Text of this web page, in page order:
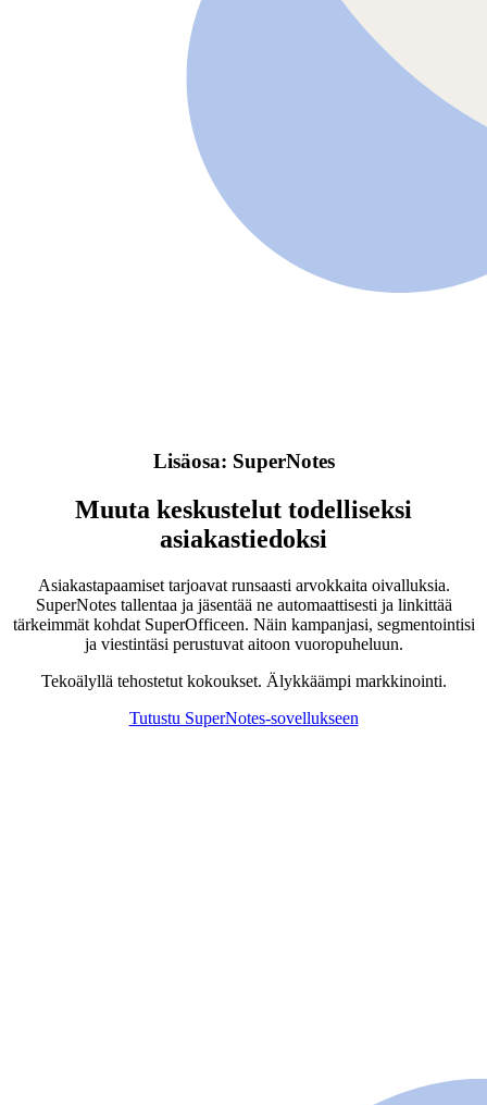
Lisäosa: SuperNotes
Muuta keskustelut todelliseksi
asiakastiedoksi
Asiakastapaamiset tarjoavat runsaasti arvokkaita oivalluksia.
SuperNotes tallentaa ja jäsentää ne automaattisesti ja linkittää
tärkeimmät kohdat SuperOfficeen. Näin kampanjasi, segmentointisi
ja viestintäsi perustuvat aitoon vuoropuheluun.
Tekoälyllä tehostetut kokoukset. Älykkäämpi markkinointi.
Tutustu SuperNotes-sovellukseen